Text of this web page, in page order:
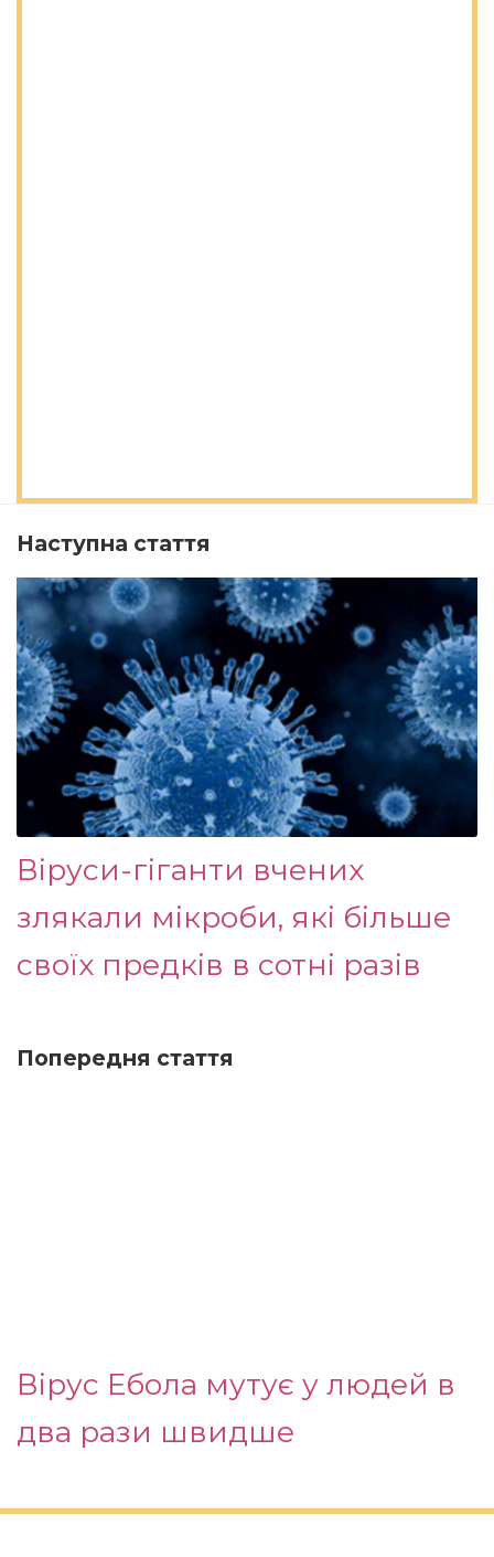
Наступна стаття
Віруси-гіганти вчених
злякали мікроби, які більше
своїх предків в сотні разів
Попередня стаття
Вірус Ебола мутує у людей в
два рази швидше